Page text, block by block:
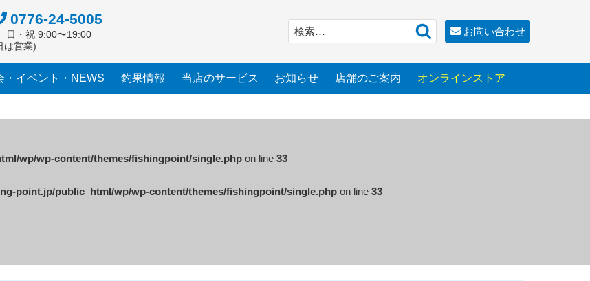
0776-24-5005
・祝 9:00〜19:00
は営業)
索:
お問い合わせ
・イベント・NEWS 釣果情報 当店のサービス お知らせ 店舗のご案内 オンラインストア
wp/wp-content/themes/fishingpoint/single.php on line 33
point.jp/public_html/wp/wp-content/themes/fishingpoint/single.php on line 33